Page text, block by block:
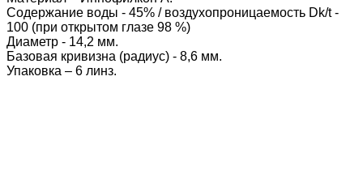
Содержание воды - 45% / воздухопроницаемость Dk/t -
100 (при открытом глазе 98 %)
Диаметр - 14,2 мм.
Базовая кривизна (радиус) - 8,6 мм.
Упаковка – 6 линз.